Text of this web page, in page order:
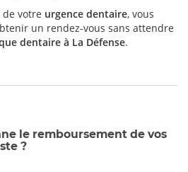
votre urgence dentaire, vous
un rendez-vous sans attendre
dentaire à La Défense.
le remboursement de vos
?